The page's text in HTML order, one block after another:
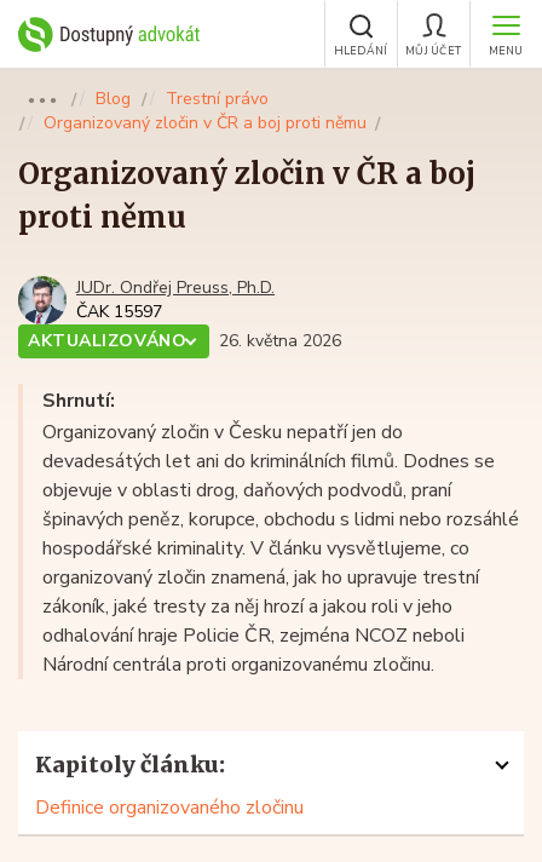
MENU
MŮJ ÚČET
HLEDÁNÍ
●●● Blog
Trestní právo
Organizovaný zločin v ČR a boj proti němu
Organizovaný zločin v ČR a boj
proti němu
JUDr. Ondřej Preuss, Ph.D.
ČAK 15597
AKTUALIZOVÁNO
26. května 2026
Shrnutí:
Organizovaný zločin v Česku nepatří jen do
devadesátých let ani do kriminálních filmů. Dodnes se
objevuje v oblasti drog, daňových podvodů, praní
špinavých peněz, korupce, obchodu s lidmi nebo rozsáhlé
hospodářské kriminality. V článku vysvětlujeme, co
organizovaný zločin znamená, jak ho upravuje trestní
zákoník, jaké tresty za něj hrozí a jakou roli v jeho
odhalování hraje Policie ČR, zejména NCOZ neboli
Národní centrála proti organizovanému zločinu.
Kapitoly článku:
Definice organizovaného zločinu